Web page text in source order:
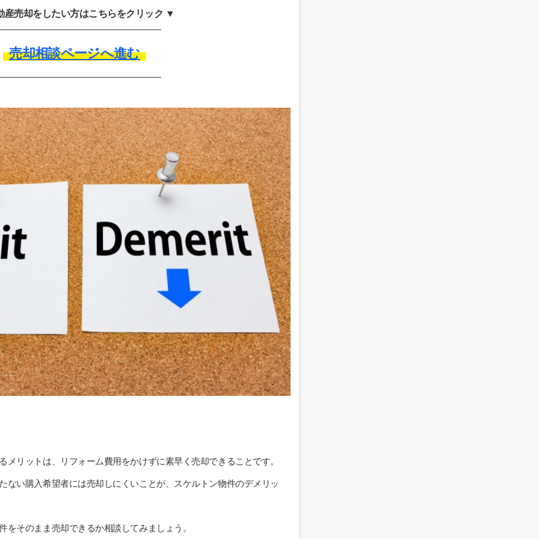
売却をしたい方はこちらをクリック ▼
売却相談ページへ進む
メリットは、リフォーム費用をかけずに素早く売却できることです。
ない購入希望者には売却しにくいことが、スケルトン物件のデメリッ
をそのまま売却できるか相談してみましょう。